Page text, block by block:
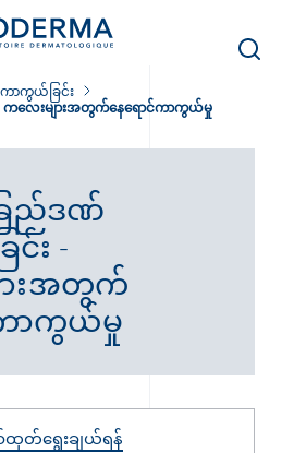
ာကွယ်ခြင်း
ကလေးများအတွက်နေရောင်ကာကွယ်မှု
ြည်ဒဏ်
း -
ားအတွက်
ကာကွယ်မှု
ထုတ်‌ရွေးချယ်ရန်